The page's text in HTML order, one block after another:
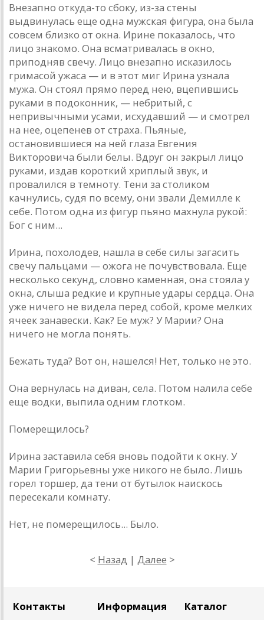
Внезапно откуда-то сбоку, из-за стены
выдвинулась еще одна мужская фигура, она была
совсем близко от окна. Ирине показалось, что
лицо знакомо. Она всматривалась в окно,
приподняв свечу. Лицо внезапно исказилось
гримасой ужаса — и в этот миг Ирина узнала
мужа. Он стоял прямо перед нею, вцепившись
руками в подоконник, — небритый, с
непривычными усами, исхудавший — и смотрел
на нее, оцепенев от страха. Пьяные,
остановившиеся на ней глаза Евгения
Викторовича были белы. Вдруг он закрыл лицо
руками, издав короткий хриплый звук, и
провалился в темноту. Тени за столиком
качнулись, судя по всему, они звали Демилле к
себе. Потом одна из фигур пьяно махнула рукой:
Бог с ним...
Ирина, похолодев, нашла в себе силы загасить
свечу пальцами — ожога не почувствовала. Еще
несколько секунд, словно каменная, она стояла у
окна, слыша редкие и крупные удары сердца. Она
уже ничего не видела перед собой, кроме мелких
ячеек занавески. Как? Ее муж? У Марии? Она
ничего не могла понять.
Бежать туда? Вот он, нашелся! Нет, только не это.
Она вернулась на диван, села. Потом налила себе
еще водки, выпила одним глотком.
Померещилось?
Ирина заставила себя вновь подойти к окну. У
Марии Григорьевны уже никого не было. Лишь
горел торшер, да тени от бутылок наискось
пересекали комнату.
Нет, не померещилось... Было.
< Назад | Далее >
Контакты Информация Каталог